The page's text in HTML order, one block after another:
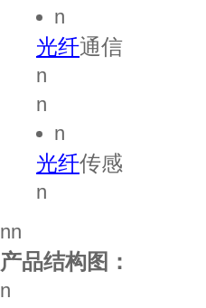
n
光纤通信
n
n
n
光纤传感
n
nn
产品结构图：
n